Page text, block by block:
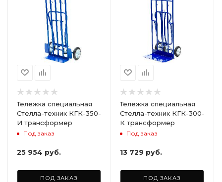
Тележка специальная
Стелла-техник КГК-350-
И трансформер
Под заказ
25 954 руб.
ПОД ЗАКАЗ
Тележка специальная
Стелла-техник КГК-300-
К трансформер
Под заказ
13 729 руб.
ПОД ЗАКАЗ